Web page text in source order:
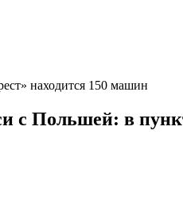
находится 150 машин
с Польшей: в